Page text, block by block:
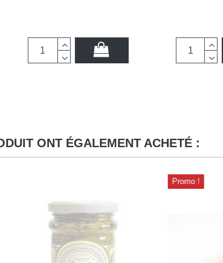
ONT ÉGALEMENT ACHETÉ :
Promo !